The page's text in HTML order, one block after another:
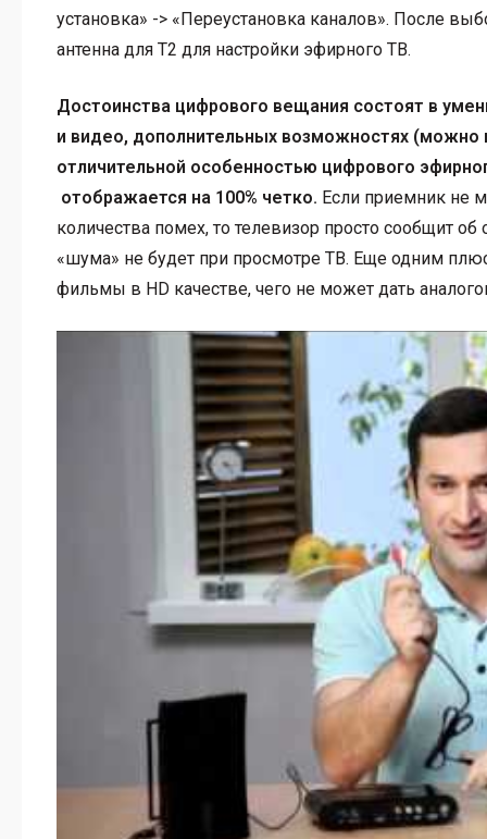
установка» -> «Переустановка каналов». После
антенна для T2 для настройки эфирного ТВ.
Достоинства цифрового вещания состоят в
и видео, дополнительных возможностях (можно
отличительной особенностью цифрового
отображается на 100% четко. Если приемник не
количества помех, то телевизор просто сообщит
«шума» не будет при просмотре ТВ. Еще одним
фильмы в HD качестве, чего не может дать